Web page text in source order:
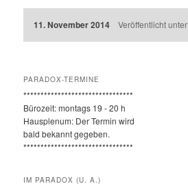
11. November 2014 Veröffentlicht unter
PARADOX-TERMINE
********************************
Bürozeit: montags 19 - 20 h
Hausplenum: Der Termin wird
bald bekannt gegeben.
********************************
IM PARADOX (U. A.)